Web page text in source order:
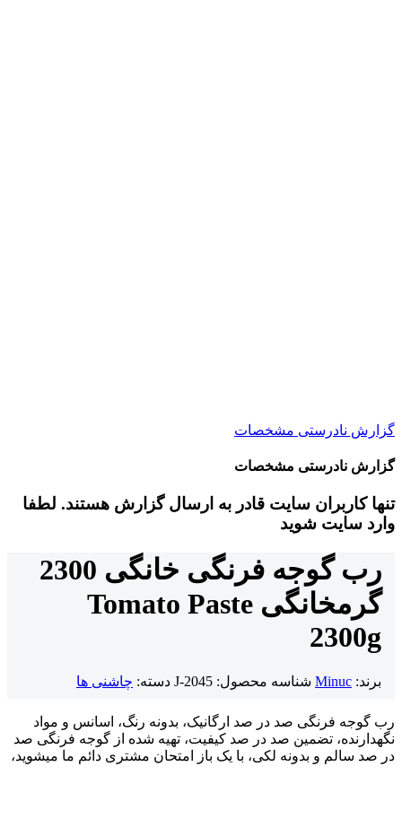
گزارش نادرستی مشخصات
گزارش نادرستی مشخصات
تنها کاربران سایت قادر به ارسال گزارش هستند. لطفا
وارد سایت شوید
رب گوجه فرنگی خانگی 2300
گرمخانگی Tomato Paste
2300g
برند: Minuc شناسه محصول: J-2045 دسته: چاشنی ها
رب گوجه فرنگی صد در صد ارگانیک، بدونه رنگ، اسانس و مواد
نگهدارنده، تضمین صد در صد کیفیت، تهیه شده از گوجه فرنگی صد
در صد سالم و بدونه لکی، با یک باز امتحان مشتری دائم ما میشوید،